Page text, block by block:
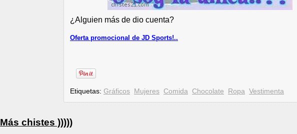
¿Alguien más de dio cuenta?
Oferta promocional de JD Sports!..
Etiquetas: Gráficos Mujeres Comida Chocolate Ropa Vestimenta
Más chistes )))))